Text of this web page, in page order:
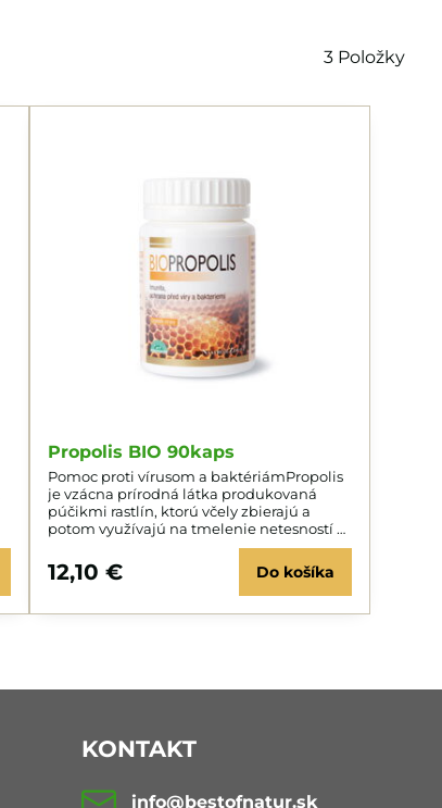
3 Položky
Propolis BIO 90kaps
Pomoc proti vírusom a baktériámPropolis
je vzácna prírodná látka produkovaná
púčikmi rastlín, ktorú včely zbierajú a
potom využívajú na tmelenie netesností a
k ochrane úľa pred baktériami, vírusmi a
parazitmi.
12,10 € Do košíka
KONTAKT
info​@bestofnatur​.sk